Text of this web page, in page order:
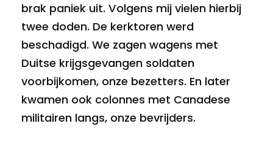
brak paniek uit. Volgens mij vielen hierbij
twee doden. De kerktoren werd
beschadigd. We zagen wagens met
Duitse krijgsgevangen soldaten
voorbijkomen, onze bezetters. En later
kwamen ook colonnes met Canadese
militairen langs, onze bevrijders.